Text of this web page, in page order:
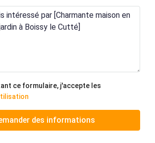
ce formulaire, j'accepte les
des informations